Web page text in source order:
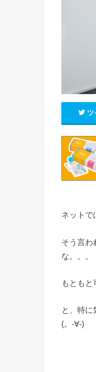
ツ
ネットで
そう言わ
な。。。
もともと
と、特に
(。-∀-)